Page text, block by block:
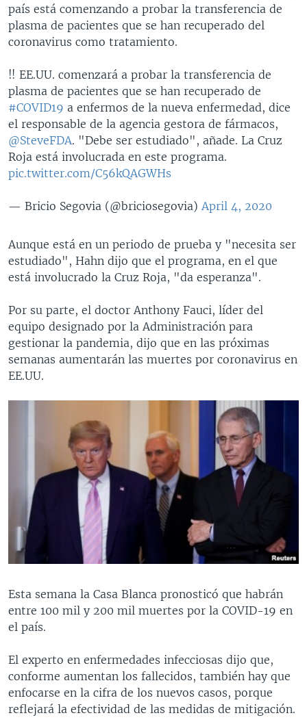
país está comenzando a probar la transferencia de
plasma de pacientes que se han recuperado del
coronavirus como tratamiento.
‼️ EE.UU. comenzará a probar la transferencia de
plasma de pacientes que se han recuperado de
#COVID19 a enfermos de la nueva enfermedad, dice
el responsable de la agencia gestora de fármacos,
@SteveFDA. "Debe ser estudiado", añade. La Cruz
Roja está involucrada en este programa.
pic.twitter.com/C56kQAGWHs
— Bricio Segovia (@briciosegovia) April 4, 2020
Aunque está en un periodo de prueba y "necesita ser
estudiado", Hahn dijo que el programa, en el que
está involucrado la Cruz Roja, "da esperanza".
Por su parte, el doctor Anthony Fauci, líder del
equipo designado por la Administración para
gestionar la pandemia, dijo que en las próximas
semanas aumentarán las muertes por coronavirus en
EE.UU.
Esta semana la Casa Blanca pronosticó que habrán
entre 100 mil y 200 mil muertes por la COVID-19 en
el país.
El experto en enfermedades infecciosas dijo que,
conforme aumentan los fallecidos, también hay que
enfocarse en la cifra de los nuevos casos, porque
reflejará la efectividad de las medidas de mitigación.